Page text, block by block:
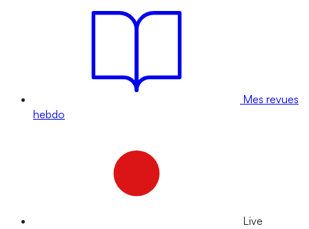
Mes revues
hebdo
Live